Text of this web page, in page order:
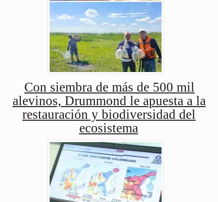
Con siembra de más de 500 mil
alevinos, Drummond le apuesta a la
restauración y biodiversidad del
ecosistema